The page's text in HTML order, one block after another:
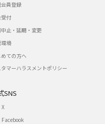
員登録
付
止・延期・変更
境
ての方へ
タマーハラスメントポリシー
SNS
X
Facebook